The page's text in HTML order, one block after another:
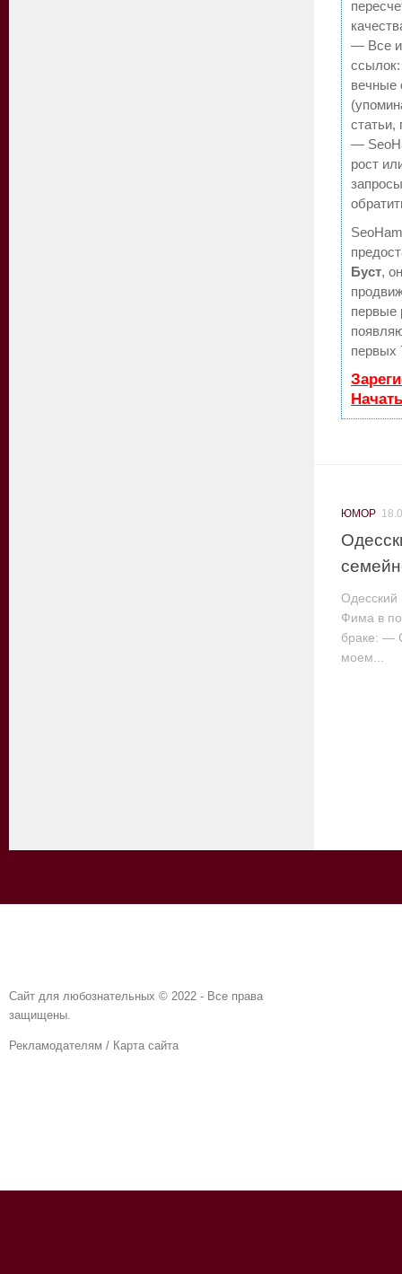
— Все
вечные
статьи,
—
рост
Буст,
первые
первых
ЮМОР
Фима в
браке: —
моем...
Сайт для любознательных © 2022 - Все права
защищены.
Рекламодателям / Карта сайта